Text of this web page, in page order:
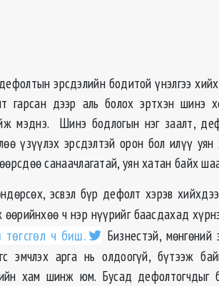
эрсдэлийн бодитой үнэлгээ
гарсан дээр аль болох эртхэн шинэ
мэднэ. Шинэ бодлогын нэг заалт,
үзүүлэх эрсдэлтэй орон бол илүү
санаачлагатай, уян хатан байх
эсвэл бүр дефолт хэрэв
ч нэр нүүрийг баасдахад
төгсгөл ч биш.
Бизнестэй,
эмчлэх арга нь олдоогүй, бүтээж
хам шинж юм. Бусад дефолтогчдыг